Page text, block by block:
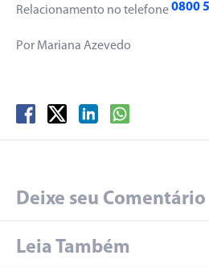
Relacionamento no telefone0800
Por Mariana Azevedo
Deixe seu Comentário
Leia Também